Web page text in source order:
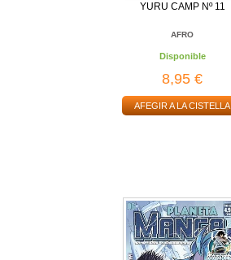
YURU CAMP Nº 11
AFRO
Disponible
8,95 €
AFEGIR A LA CISTELLA